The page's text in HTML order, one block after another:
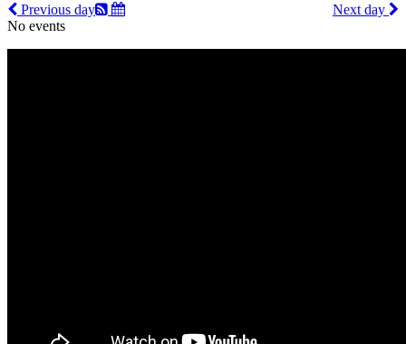
Previous day
Next day
No events